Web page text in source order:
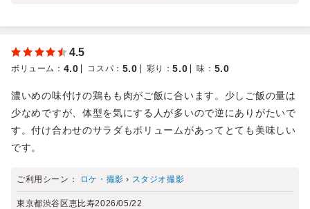
4.5
ボリューム ： 4.0 コスパ ： 5.0 彩り ：5.0 味 ： 5.0
濃いめの味付けの鶏もも肉がご飯に合います。少しご飯の量は
少なめですが、体型を気にする人が多いので逆にありがたいで
す。付け合わせのサラダもボリュームがあってとても美味しい
です。
ご利用シーン： ロケ・撮影 › スタジオ撮影
東京都渋谷区恵比寿2026/05/22